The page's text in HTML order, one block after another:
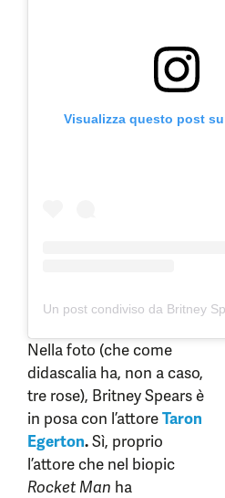
Visualizza questo post
Nella foto (che come
didascalia ha, non a caso,
tre rose), Britney Spears è
in posa con l’attoreTaron
Egerton.Sì, proprio
l’attore che nel biopic
Rocket Man ha